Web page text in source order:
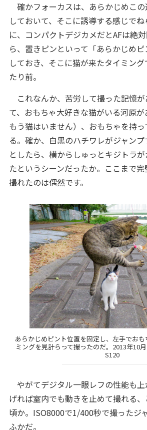
確かフォーカスは、あらかじめこ
しておいて、そこに誘導する感じで
に、コンパクトデジカメだとAFは絶
ら、置きピンといって「あらかじめピ
しておき、そこに猫が来たタイミン
たり前。
これなんか、苦労して撮った記憶が
て、おもちゃ大好きな猫がいる河原
もう猫はいません）、おもちゃを持
る。確か、白黒のハチワレがジャン
としたら、横からしゅっとキジトラ
たというシーンだったか。ここまで
撮れたのは偶然です。
あらかじめピント位置を固定し、左手でお
ミングを見計らって撮ったのだ。2013年10
S120
やがてデジタル一眼レフの性能も上
げれば室内でも動きを止めて撮れる
頃か。ISO8000で1/400秒で撮ったジ
ふかだ。